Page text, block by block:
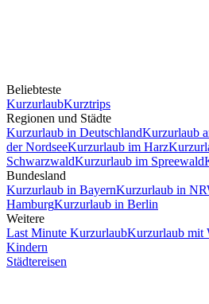
Beliebteste
KurzurlaubKurztrips
Regionen und Städte
Kurzurlaub in DeutschlandKurzurlaub
der NordseeKurzurlaub im Harz
SchwarzwaldKurzurlaub im Spreewald
Bundesland
Kurzurlaub in BayernKurzurlaub in
HamburgKurzurlaub in Berlin
Weitere
Last Minute KurzurlaubKurzurlaub mit
Kindern
Städtereisen